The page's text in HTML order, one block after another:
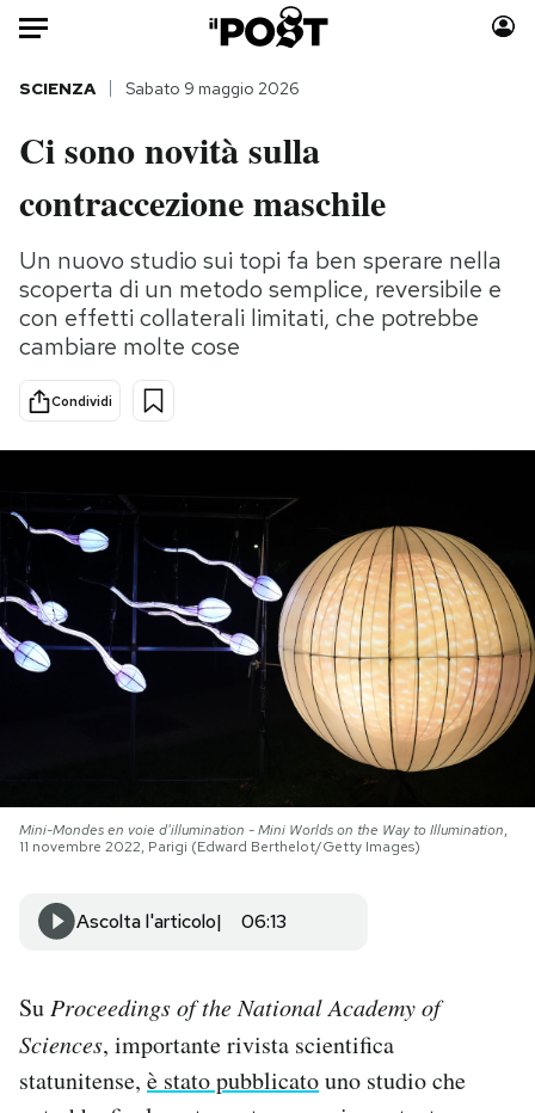
Auto
HOME
Italia
Politica
Tecnologia
Internet
Cultura
Moda
Consumismi
Storie/Idee
Ok Boomer!
PODCAST
NEWSLETTER
SHOP
Area Personale
Newsletter
Notifiche mobile
SCIENZA Sabato 9 maggio 2026
Ci sono novità sulla
contraccezione maschile
Un nuovo studio sui topi fa ben sperare nella
scoperta di un metodo semplice, reversibile e
con effetti collaterali limitati, che potrebbe
cambiare molte cose
Condividi
Mini-Mondes en voie d'illumination - Mini Worlds on the Way to Illumination,
11 novembre 2022, Parigi (Edward Berthelot/Getty Images)
Ascolta l'articolo 06:13
Su Proceedings of the National Academy of
Sciences, importante rivista scientifica
statunitense, è stato pubblicatouno studio che